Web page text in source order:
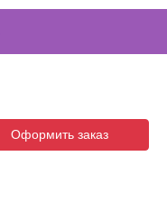
Оформить заказ